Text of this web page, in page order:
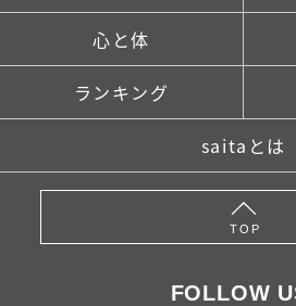
心と体
ランキング
saitaとは
TOP
FOLLOW